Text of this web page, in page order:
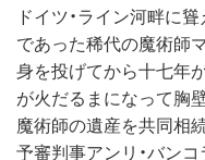
ドイツ・ライン河畔に
であった稀代の魔術師
身を投げてから十七年
が火だるまになって胸
魔術師の遺産を共同相
予審判事アンリ・バン